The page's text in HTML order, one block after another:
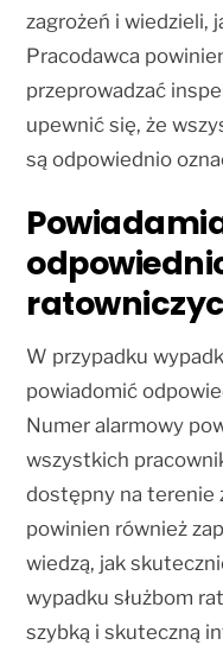
zagrożeń i wiedzieli,
Pracodawca
przeprowadzać
upewnić się, że
są odpowiednio
W przypadku
powiadomić
Numer alarmowy
wszystkich
dostępny na terenie
powinien również
wiedzą, jak
wypadku służbom
szybką i skuteczną